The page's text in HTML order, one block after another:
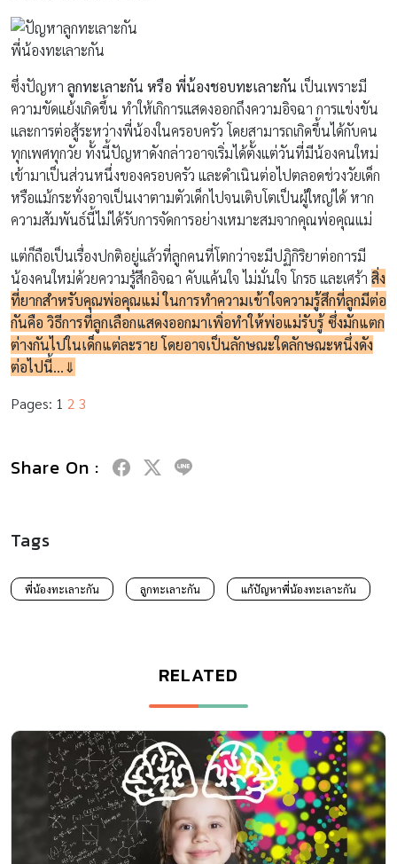
พี่น้องทะเลาะกัน
ซึ่งปัญหา ลูกทะเลาะกัน หรือ พี่น้องชอบทะเลาะกัน เป็นเพราะมี
ความขัดแย้งเกิดขึ้น ทำให้เกิการแสดงออกถึงความอิจฉา การแข่งขัน
และการต่อสู้ระหว่างพี่น้องในครอบครัว โดยสามารถเกิดขึ้นได้กับคน
ทุกเพศทุกวัย ทั้งนี้ปัญหาดังกล่าวอาจเริ่มได้ตั้งแต่วันที่มีน้องคนใหม่
เข้ามาเป็นส่วนหนึ่งของครอบครัว และดำเนินต่อไปตลอดช่วงวัยเด็ก
หรือแม้กระทั่งอาจเป็นเงาตามตัวเด็กไปจนเติบโตเป็นผู้ใหญ่ได้ หาก
ความสัมพันธ์นี้ไม่ได้รับการจัดการอย่างเหมาะสมจากคุณพ่อคุณแม่
แต่ก็ถือเป็นเรื่องปกติอยู่แล้วที่ลูกคนที่โตกว่าจะมีปฏิกิริยาต่อการมี
น้องคนใหม่ด้วยความรู้สึกอิจฉา คับแค้นใจ ไม่มั่นใจ โกรธ และเศร้า สิ่ง
ที่ยากสำหรับคุณพ่อคุณแม่ ในการทำความเข้าใจความรู้สึกที่ลูกมีต่อ
กันคือ วิธีการที่ลูกเลือกแสดงออกมาเพิ่อทำให้พ่อแม่รับรู้ ซึ่งมักแตก
ต่างกันไปในเด็กแต่ละราย โดยอาจเป็นลักษณะใดลักษณะหนึ่งดัง
ต่อไปนี้…⇓
Pages: 1 2 3
Share On :
Tags
พี่น้องทะเลาะกัน ลูกทะเลาะกัน แก้ปัญหาพี่น้องทะเลาะกัน
RELATED